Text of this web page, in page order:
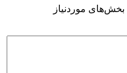
بخش‌های موردنیاز